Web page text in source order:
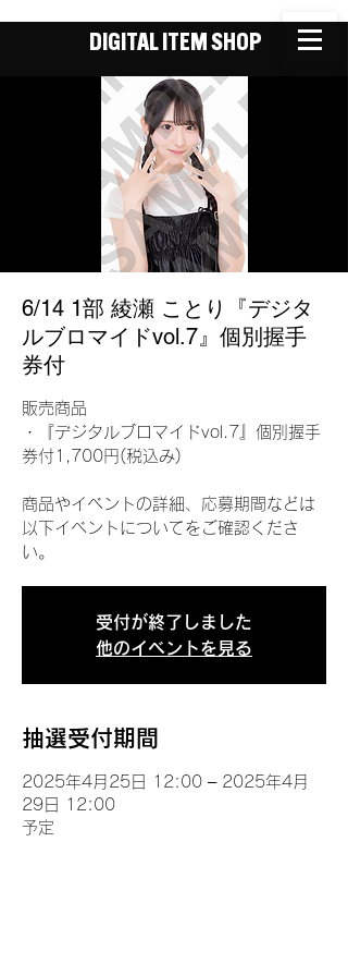
DIGITAL ITEM SHOP
6/14 1部 綾瀬 ことり『デジタ
ルブロマイドvol.7』個別握手
券付
販売商品
・『デジタルブロマイドvol.7』個別握手
券付1,700円(税込み)
商品やイベントの詳細、応募期間などは
以下イベントについてをご確認くださ
い。
受付が終了しました
他のイベントを見る
抽選受付期間
2025年4月25日 12:00 – 2025年4月
29日 12:00
予定